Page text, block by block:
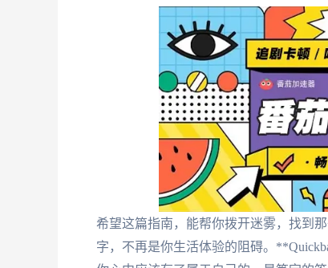
希望这篇指南，能帮你拨开迷雾，找到
字，不再是你生活体验的阻碍。